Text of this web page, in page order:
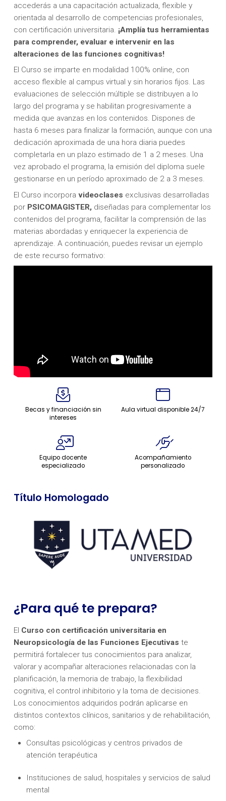
accederás a una capacitación actualizada, flexible y
orientada al desarrollo de competencias profesionales,
con certificación universitaria. ¡Amplía tus herramientas
para comprender, evaluar e intervenir en las
alteraciones de las funciones cognitivas!
El Curso se imparte en modalidad 100% online, con
acceso flexible al campus virtual y sin horarios fijos. Las
evaluaciones de selección múltiple se distribuyen a lo
largo del programa y se habilitan progresivamente a
medida que avanzas en los contenidos. Dispones de
hasta 6 meses para finalizar la formación, aunque con una
dedicación aproximada de una hora diaria puedes
completarla en un plazo estimado de 1 a 2 meses. Una
vez aprobado el programa, la emisión del diploma suele
gestionarse en un período aproximado de 2 a 3 meses.
El Curso incorpora videoclases exclusivas desarrolladas
por PSICOMAGISTER,diseñadas para complementar los
contenidos del programa, facilitar la comprensión de las
materias abordadas y enriquecer la experiencia de
aprendizaje. A continuación, puedes revisar un ejemplo
de este recurso formativo:
Becas y financiación sin
intereses
Aula virtual disponible 24/7
Equipo docente
especializado
Acompañamiento
personalizado
Título Homologado
¿Para qué te prepara?
El Curso con certificación universitaria en
Neuropsicología de las Funciones Ejecutivas te
permitirá fortalecer tus conocimientos para analizar,
valorar y acompañar alteraciones relacionadas con la
planificación, la memoria de trabajo, la flexibilidad
cognitiva, el control inhibitorio y la toma de decisiones.
Los conocimientos adquiridos podrán aplicarse en
distintos contextos clínicos, sanitarios y de rehabilitación,
como:
Consultas psicológicas y centros privados de
atención terapéutica
Instituciones de salud, hospitales y servicios de salud
mental